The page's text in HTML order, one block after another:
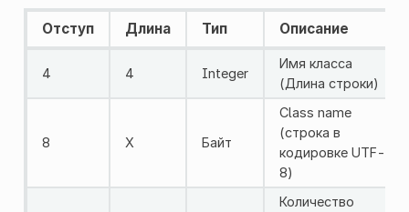
Отступ Длина Тип Описание
4 4 Integer
Имя класса
(Длина строки)
8 X Байт
Class name
(строка в
кодировке UTF-
8)
Количество